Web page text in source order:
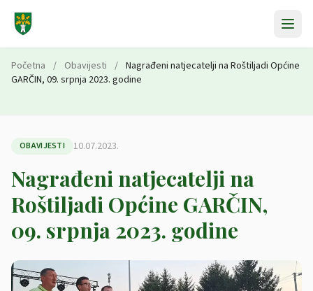
Početna / Obavijesti / Nagrađeni natjecatelji na Roštiljadi Općine
GARČIN, 09. srpnja 2023. godine
OBAVIJESTI 10.07.2023.
Nagrađeni natjecatelji na
Roštiljadi Općine GARČIN,
09. srpnja 2023. godine